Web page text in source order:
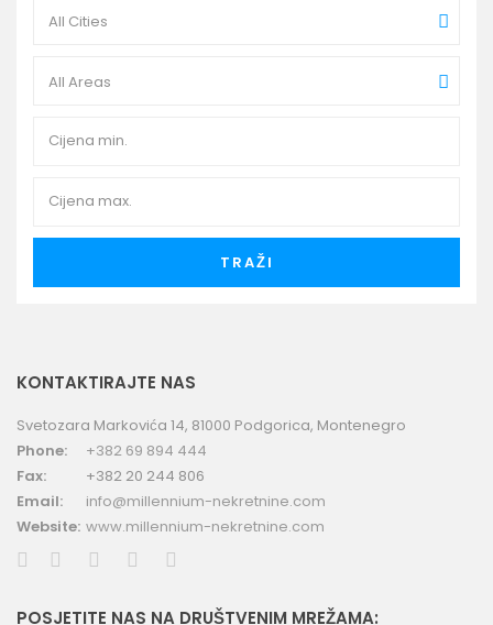
All Cities
All Areas
TRAŽI
KONTAKTIRAJTE NAS
Svetozara Markovića 14, 81000 Podgorica, Montenegro
Phone:
+382 69 894 444
Fax:
+382 20 244 806
Email:
info@millennium-nekretnine.com
Website: www.millennium-nekretnine.com
POSJETITE NAS NA DRUŠTVENIM MREŽAMA: